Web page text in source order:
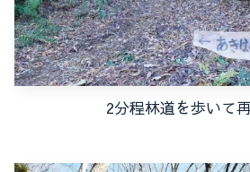
2分程林道を歩いて